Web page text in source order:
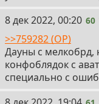
60
8 дек 2022, 00:20 60
>>759282 (OP)
Дауны с
конфоблядок с
специально с